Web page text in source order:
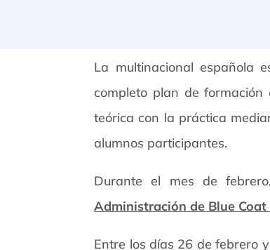
La multinacional española
completo plan de
teórica con la práctica
alumnos participantes.
Durante el mes de
Administración de Blue
Entre los días 26 de febrero